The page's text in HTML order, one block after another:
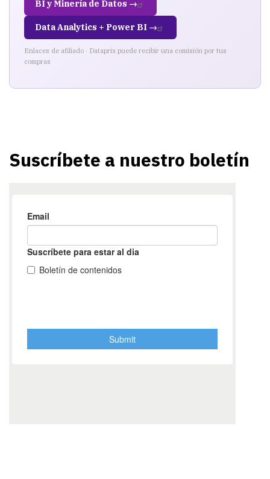
BI y Minería de Datos →
Data Analytics + Power BI →
Enlaces de afiliado · Dataprix puede recibir una comisión por tus
compras
Suscríbete a nuestro boletín